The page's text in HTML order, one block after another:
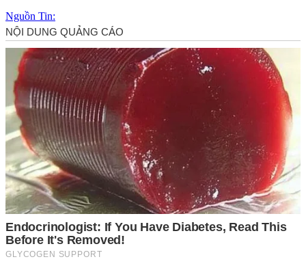
Nguồn Tin: